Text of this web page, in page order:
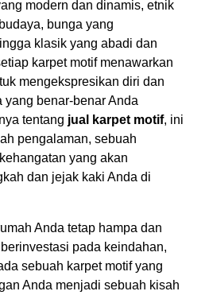
modern dan dinamis, etnik
bunga yang
klasik yang abadi dan
karpet motif menawarkan
mengekspresikan diri dan
yang benar-benar Anda
tentang jual karpet motif, ini
pengalaman, sebuah
yang akan
dan jejak kaki Anda di
Anda tetap hampa dan
pada keindahan,
sebuah karpet motif yang
Anda menjadi sebuah kisah